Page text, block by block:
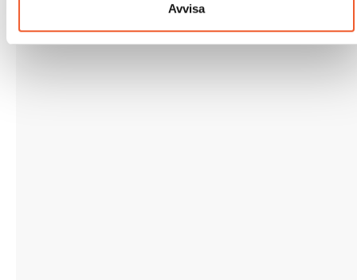
Avvisa